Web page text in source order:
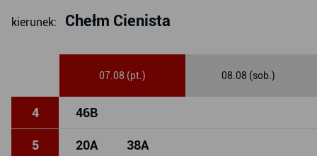
kierunek: Chełm Cienista
07.08 (pt.) 08.08 (sob.)
4 46B
5 20A 38A